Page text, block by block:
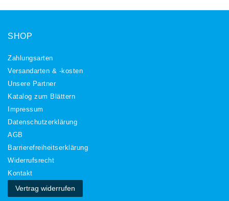
SHOP
Zahlungsarten
Versandarten & -kosten
Unsere Partner
Katalog zum Blättern
Impressum
Daten­schutz­erklärung
AGB
Barrierefreiheitserklärung
Widerrufs­recht
Kontakt
Vertrag widerrufen